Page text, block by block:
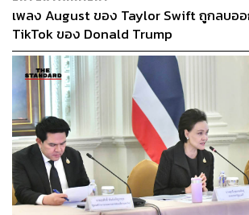
เพลง August ของ Taylor Swift ถูกลบอ
TikTok ของ Donald Trump